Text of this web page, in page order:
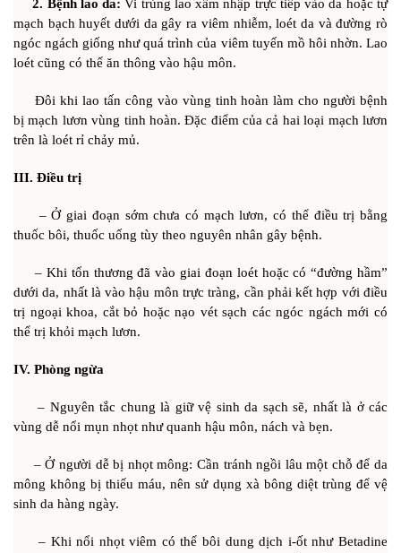
2. Bệnh lao da: Vi trùng lao xâm nhập trực tiếp vào da hoặc tự
mạch bạch huyết dưới da gây ra viêm nhiễm, loét da và đường rò
ngóc ngách giống như quá trình của viêm tuyến mồ hôi nhờn. Lao
loét cũng có thể ăn thông vào hậu môn.
Ðôi khi lao tấn công vào vùng tinh hoàn làm cho người bệnh
bị mạch lươn vùng tinh hoàn. Ðặc điểm của cả hai loại mạch lươn
trên là loét rỉ chảy mủ.
III. Ðiều trị
– Ở giai đoạn sớm chưa có mạch lươn, có thể điều trị bằng
thuốc bôi, thuốc uống tùy theo nguyên nhân gây bệnh.
– Khi tổn thương đã vào giai đoạn loét hoặc có “đường hầm”
dưới da, nhất là vào hậu môn trực tràng, cần phải kết hợp với điều
trị ngoại khoa, cắt bỏ hoặc nạo vét sạch các ngóc ngách mới có
thể trị khỏi mạch lươn.
IV. Phòng ngừa
– Nguyên tắc chung là giữ vệ sinh da sạch sẽ, nhất là ở các
vùng dễ nổi mụn nhọt như quanh hậu môn, nách và bẹn.
– Ở người dễ bị nhọt mông: Cần tránh ngồi lâu một chỗ để da
mông không bị thiếu máu, nên sử dụng xà bông diệt trùng để vệ
sinh da hàng ngày.
– Khi nổi nhọt viêm có thể bôi dung dịch i-ốt như Betadine